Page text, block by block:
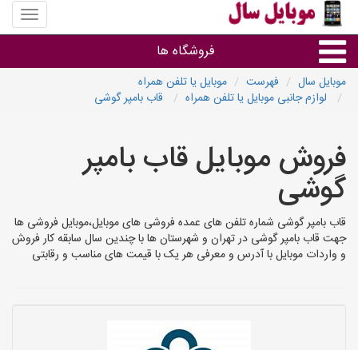
منوی
سایت
سال
فروشگاه ها
موبایل و تبلت
سایر گروه ها
موبایل سال فهرست
موبایل یا تلفن همراه
لوازم جانبی موبایل یا تلفن همراه
قاب بامپر گوشی
فروش موبایل قاب بامپر
گوشی
قاب بامپر گوشی شماره تلفن های عمده فروشی های موبایل،موبایل فروشی ها
جهت قاب بامپر گوشی در تهران و شهرستان ها با چندین سال سابقه کار فروش
و واردات موبایل با آدرس و معرفی هر یک با قیمت های مناسب و رقابتی